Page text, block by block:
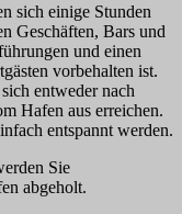
sich einige Stunden
Geschäften, Bars und
und einen
vorbehalten ist.
entweder nach
Hafen aus erreichen.
entspannt werden.
Sie
abgeholt.